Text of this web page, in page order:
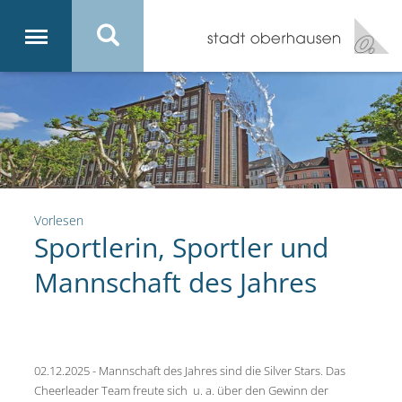
Vorlesen
Sportlerin, Sportler und
Mannschaft des Jahres
02.12.2025 - Mannschaft des Jahres sind die Silver Stars. Das
Cheerleader Team freute sich u. a. über den Gewinn der